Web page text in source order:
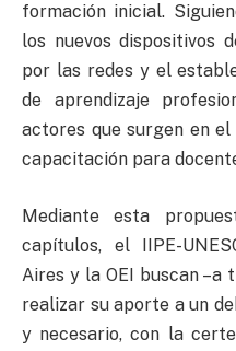
formación inicial.
los nuevos dispositivos
por las redes y el
de aprendizaje
actores que surgen en
capacitación para
Mediante esta
capítulos, el IIPE-
Aires y la OEI buscan –a
realizar su aporte a un
y necesario, con la